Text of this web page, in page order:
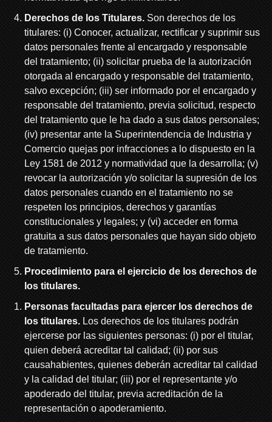
Derechos de los Titulares. Son derechos de los
titulares: (i) Conocer, actualizar, rectificar y suprimir sus
datos personales frente al encargado y responsable
del tratamiento; (ii) solicitar prueba de la autorización
otorgada al encargado y responsable del tratamiento,
salvo excepción; (iii) ser informado por el encargado y
responsable del tratamiento, previa solicitud, respecto
del tratamiento que le ha dado a sus datos personales;
(iv) presentar ante la Superintendencia de Industria y
Comercio quejas por infracciones a lo dispuesto en la
Ley 1581 de 2012 y normatividad que la desarrolla; (v)
revocar la autorización y/o solicitar la supresión de los
datos personales cuando en el tratamiento no se
respeten los principios, derechos y garantías
constitucionales y legales; y (vi) acceder en forma
gratuita a sus datos personales que hayan sido objeto
de tratamiento.
Procedimiento para el ejercicio de los derechos de
los titulares.
Personas facultadas para ejercer los derechos de
los titulares. Los derechos de los titulares podrán
ejercerse por las siguientes personas: (i) por el titular,
quien deberá acreditar tal calidad; (ii) por sus
causahabientes, quienes deberán acreditar tal calidad
y la calidad del titular; (iii) por el representante y/o
apoderado del titular, previa acreditación de la
representación o apoderamiento.